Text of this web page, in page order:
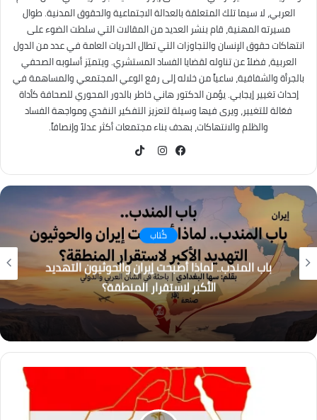
العربي، لا سيما تلك المتعلقة بالعدالة الاجتماعية والحقوق المدنية. طوال
مسيرته المهنية، قام بنشر العديد من المقالات التي سلطت الضوء على
انتهاكات حقوق الإنسان والتجاوزات التي تطال الحريات العامة في عدد من الدول
العربية، فضلاً عن تناوله لقضايا الفساد المستشري. ويتميّز أسلوبه الصحفي
بالجرأة والشفافية، ساعياً من خلاله إلى رفع الوعي المجتمعي والمساهمة في
إحداث تغيير إيجابي. يؤمن الدكتور هاني خاطر بالدور المحوري للصحافة كأداة
فعّالة للتغيير، ويرى فيها وسيلة لتعزيز التفكير النقدي ومواجهة الفساد
والظلم والانتهاكات، بهدف بناء مجتمعات أكثر عدلاً وإنصافاً.
كُتاب
باب المندب.. لماذا أصبحت إيران والحوثيون التهديد
الأكبر لاستقرار المنطقة؟